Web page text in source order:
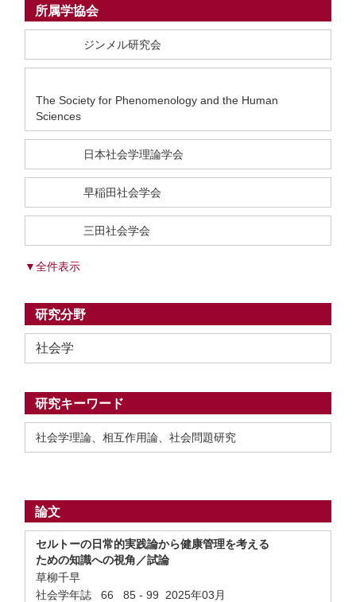
所属学協会
ジンメル研究会
The Society for Phenomenology and the Human
Sciences
日本社会学理論学会
早稲田社会学会
三田社会学会
▼全件表示
研究分野
社会学
研究キーワード
社会学理論、相互作用論、社会問題研究
論文
セルトーの日常的実践論から健康管理を考える
ための知識への視角／試論
草柳千早
社会学年誌 66 85 - 99 2025年03月